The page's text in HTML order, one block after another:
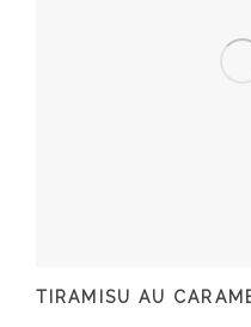
TIRAMISU AU